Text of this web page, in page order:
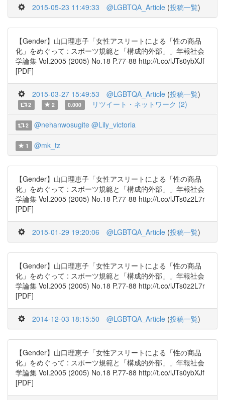
2015-05-23 11:49:33 @LGBTQA_Article (投稿一覧)
【Gender】山口理恵子「女性アスリートによる「性の商品
化」をめぐって : スポーツ規範と「構成的外部」」年報社会
学論集 Vol.2005 (2005) No.18 P.77-88 http://t.co/lJTs0ybXJf
[PDF]
2015-03-27 15:49:53 @LGBTQA_Article (投稿一覧)
2 2 0.000 リツイート・ネットワーク (2)
2 @nehanwosugite @Lily_victoria
1 @mk_tz
【Gender】山口理恵子「女性アスリートによる「性の商品
化」をめぐって : スポーツ規範と「構成的外部」」年報社会
学論集 Vol.2005 (2005) No.18 P.77-88 http://t.co/lJTs0z2L7r
[PDF]
2015-01-29 19:20:06 @LGBTQA_Article (投稿一覧)
【Gender】山口理恵子「女性アスリートによる「性の商品
化」をめぐって : スポーツ規範と「構成的外部」」年報社会
学論集 Vol.2005 (2005) No.18 P.77-88 http://t.co/lJTs0z2L7r
[PDF]
2014-12-03 18:15:50 @LGBTQA_Article (投稿一覧)
【Gender】山口理恵子「女性アスリートによる「性の商品
化」をめぐって : スポーツ規範と「構成的外部」」年報社会
学論集 Vol.2005 (2005) No.18 P.77-88 http://t.co/lJTs0ybXJf
[PDF]